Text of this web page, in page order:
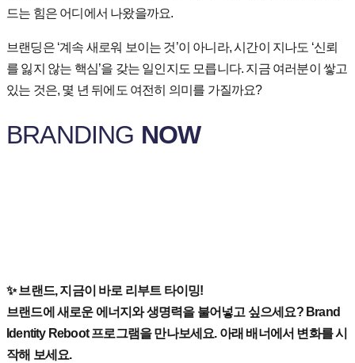
드는 힘은 어디에서 나왔을까요.
브랜딩은‘계속 새로워 보이는 것’이 아니라,시간이 지나도 ‘신뢰
를 잃지 않는 핵심’을 갖는 일인지도 모릅니다. 지금 여러분이 쌓고
있는 것은, 몇 년 뒤에도 여전히 의미를 가질까요?
BRANDING NOW
✨ 브랜드, 지금이 바로 리부트 타이밍!
브랜드에 새로운 에너지와 생명력을 불어넣고 싶으세요? Brand
Identity Reboot 프로그램을 만나보세요. 아래 배너에서 변화를 시
작해 보세요.